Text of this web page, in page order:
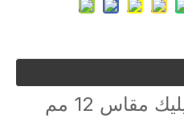
مقاس 12 مم